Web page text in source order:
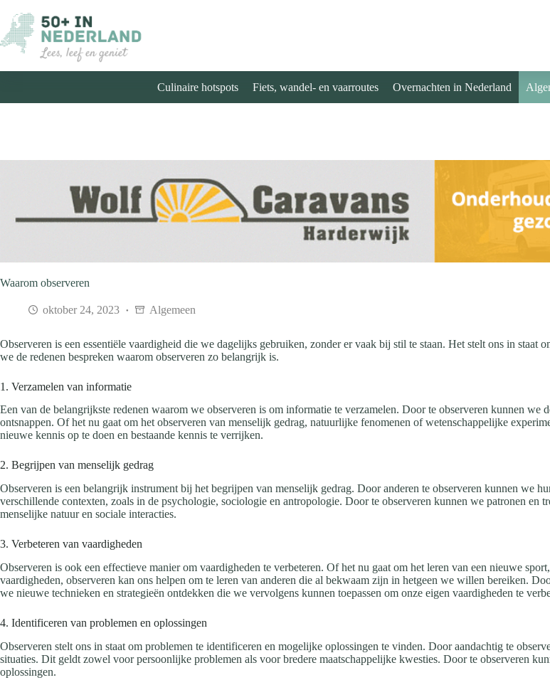
naar
de
inhoud
Culinaire hotspots Fiets, wandel- en vaarroutes Overnachten in Nederland
Waarom observeren
oktober 24, 2023 Algemeen
Observeren is een essentiële vaardigheid die we dagelijks gebruiken, zonder er vaak bij stil te staan. Het stelt ons in
we de redenen bespreken waarom observeren zo belangrijk is.
1. Verzamelen van informatie
Een van de belangrijkste redenen waarom we observeren is om informatie te verzamelen. Door te observeren kunnen we
ontsnappen. Of het nu gaat om het observeren van menselijk gedrag, natuurlijke fenomenen of wetenschappelijke
nieuwe kennis op te doen en bestaande kennis te verrijken.
2. Begrijpen van menselijk gedrag
Observeren is een belangrijk instrument bij het begrijpen van menselijk gedrag. Door anderen te observeren kunnen we
verschillende contexten, zoals in de psychologie, sociologie en antropologie. Door te observeren kunnen we patronen
menselijke natuur en sociale interacties.
3. Verbeteren van vaardigheden
Observeren is ook een effectieve manier om vaardigheden te verbeteren. Of het nu gaat om het leren van een nieuwe
vaardigheden, observeren kan ons helpen om te leren van anderen die al bekwaam zijn in hetgeen we willen bereiken.
we nieuwe technieken en strategieën ontdekken die we vervolgens kunnen toepassen om onze eigen vaardigheden te
4. Identificeren van problemen en oplossingen
Observeren stelt ons in staat om problemen te identificeren en mogelijke oplossingen te vinden. Door aandachtig te
situaties. Dit geldt zowel voor persoonlijke problemen als voor bredere maatschappelijke kwesties. Door te observeren
oplossingen.